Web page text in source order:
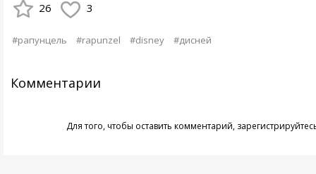
26 3
#рапунцель #rapunzel #disney #дисней
Комментарии
Для того, чтобы оставить комментарий,